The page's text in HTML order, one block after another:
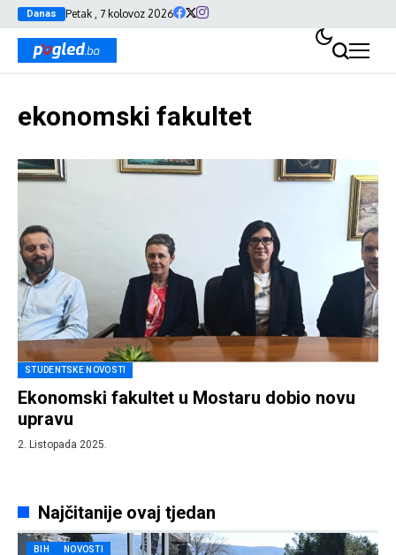
Danas Petak , 7 kolovoz 2026
ekonomski fakultet
STUDENTSKE NOVOSTI
Ekonomski fakultet u Mostaru dobio novu
upravu
2. Listopada 2025.
Najčitanije ovaj tjedan
BIH NOVOSTI